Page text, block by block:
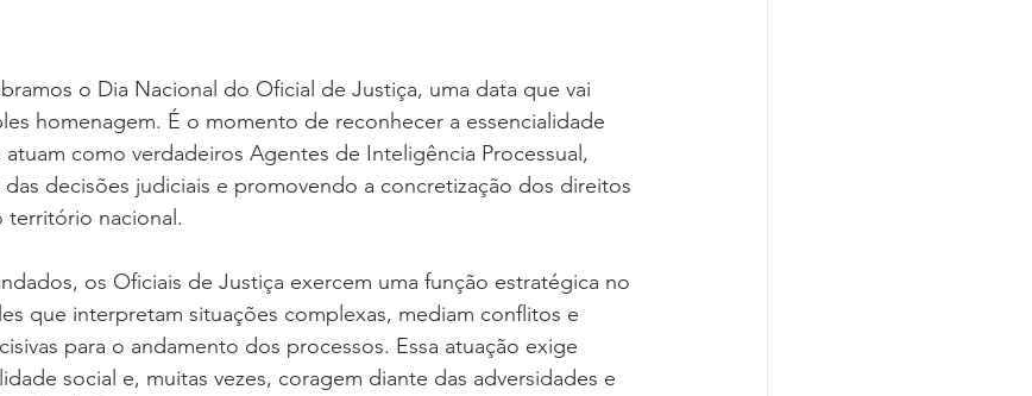
o Dia Nacional do Oficial de Justiça, uma data que vai
homenagem. É o momento de reconhecer a essencialidade
como verdadeiros Agentes de Inteligência Processual,
decisões judiciais e promovendo a concretização dos direitos
nacional.
os Oficiais de Justiça exercem uma função estratégica no
que interpretam situações complexas, mediam conflitos e
para o andamento dos processos. Essa atuação exige
social e, muitas vezes, coragem diante das adversidades e